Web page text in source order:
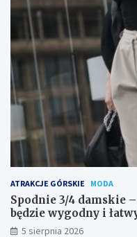
ATRAKCJE GÓRSKIE MODA
Spodnie 3/4 damskie
będzie wygodny i
5 sierpnia 2026